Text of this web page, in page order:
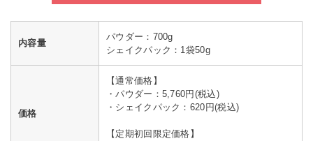
内容量
パウダー：700g
シェイクパック：1袋50g
価格
【通常価格】
・パウダー：5,760円(税込)
・シェイクパック：620円(税込)
【定期初回限定価格】